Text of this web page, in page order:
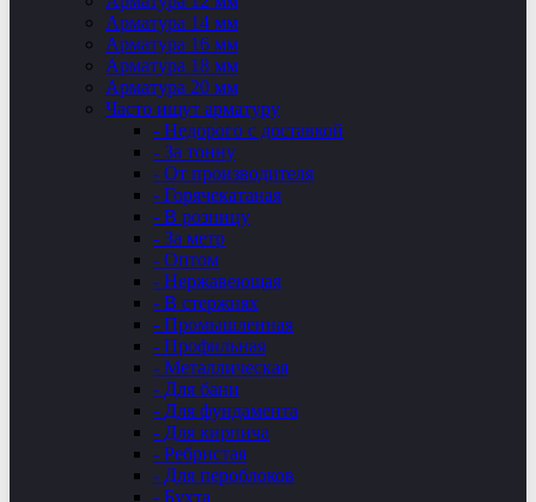
Арматура 14 мм
Арматура 16 мм
Арматура 18 мм
Арматура 20 мм
Часто ищут арматуру
- Недорого с доставкой
- За тонну
- От производителя
- Горячекатаная
- В розницу
- За метр
- Оптом
- Нержавеющая
- В стержнях
- Промышленная
- Профильная
- Металлическая
- Для бани
- Для фундамента
- Для кирпича
- Ребристая
- Для пероблоков
- Бухта